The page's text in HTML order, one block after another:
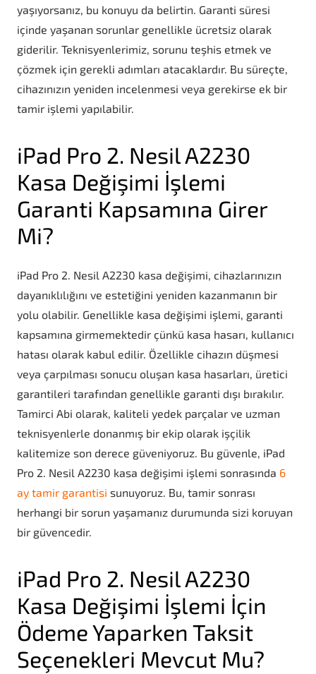
yaşıyorsanız, bu konuyu da belirtin. Garanti süresi
içinde yaşanan sorunlar genellikle ücretsiz olarak
giderilir. Teknisyenlerimiz, sorunu teşhis etmek ve
çözmek için gerekli adımları atacaklardır. Bu süreçte,
cihazınızın yeniden incelenmesi veya gerekirse ek bir
tamir işlemi yapılabilir.
iPad Pro 2. Nesil A2230
Kasa Değişimi İşlemi
Garanti Kapsamına Girer
Mi?
iPad Pro 2. Nesil A2230 kasa değişimi, cihazlarınızın
dayanıklılığını ve estetiğini yeniden kazanmanın bir
yolu olabilir. Genellikle kasa değişimi işlemi, garanti
kapsamına girmemektedir çünkü kasa hasarı, kullanıcı
hatası olarak kabul edilir. Özellikle cihazın düşmesi
veya çarpılması sonucu oluşan kasa hasarları, üretici
garantileri tarafından genellikle garanti dışı bırakılır.
Tamirci Abi olarak, kaliteli yedek parçalar ve uzman
teknisyenlerle donanmış bir ekip olarak işçilik
kalitemize son derece güveniyoruz. Bu güvenle, iPad
Pro 2. Nesil A2230 kasa değişimi işlemi sonrasında 6
ay tamir garantisi sunuyoruz. Bu, tamir sonrası
herhangi bir sorun yaşamanız durumunda sizi koruyan
bir güvencedir.
iPad Pro 2. Nesil A2230
Kasa Değişimi İşlemi İçin
Ödeme Yaparken Taksit
Seçenekleri Mevcut Mu?